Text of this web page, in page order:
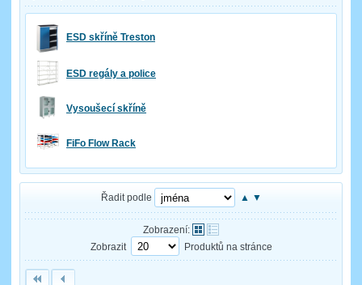
ESD skříně Treston
ESD regály a police
Vysoušecí skříně
FiFo Flow Rack
Řadit podle ▲ ▼
Zobrazení:
Zobrazit
Produktů na stránce